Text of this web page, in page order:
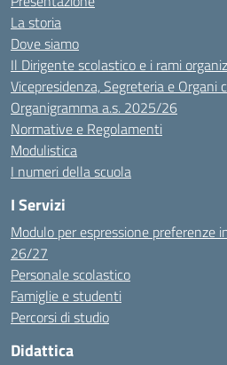
La storia
Dove siamo
Il Dirigente scolastico e i rami
Vicepresidenza, Segreteria e Organi
Organigramma a.s. 2025/26
Normative e Regolamenti
Modulistica
I numeri della scuola
I Servizi
Modulo per espressione preferenze
26/27
Personale scolastico
Famiglie e studenti
Percorsi di studio
Didattica